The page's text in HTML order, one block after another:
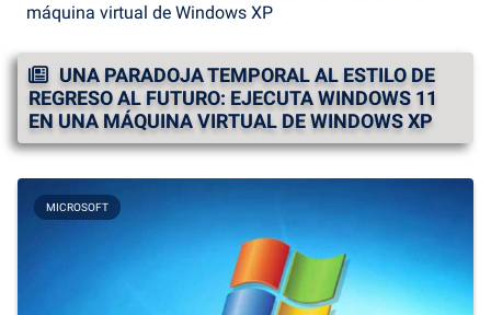
máquina virtual de Windows XP
UNA PARADOJA TEMPORAL AL ESTILO DE
REGRESO AL FUTURO: EJECUTA WINDOWS 11
EN UNA MÁQUINA VIRTUAL DE WINDOWS XP
MICROSOFT